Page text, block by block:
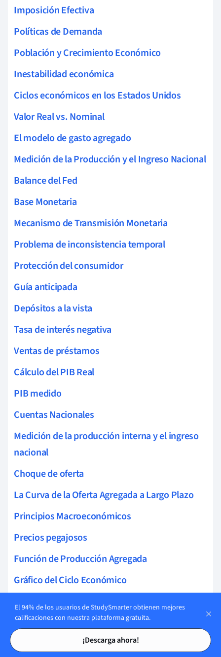
Tarjetas de estudio
Tarjetas de estudio
Imposición Efectiva
Políticas de Demanda
Población y Crecimiento Económico
Inestabilidad económica
Ciclos económicos en los Estados Unidos
Valor Real vs. Nominal
El modelo de gasto agregado
Medición de la Producción y el Ingreso Nacional
Balance del Fed
Base Monetaria
Mecanismo de Transmisión Monetaria
Problema de inconsistencia temporal
Protección del consumidor
Guía anticipada
Depósitos a la vista
Tasa de interés negativa
Ventas de préstamos
Cálculo del PIB Real
PIB medido
Cuentas Nacionales
Medición de la producción interna y el ingreso
nacional
Choque de oferta
La Curva de la Oferta Agregada a Largo Plazo
Principios Macroeconómicos
Precios pegajosos
Función de Producción Agregada
Gráfico del Ciclo Económico
Ley de Okun
Incidencia del impuesto
El 94% de los usuarios de StudySmarter obtienen mejores
calificaciones con nuestra plataforma gratuita.
¡Descarga ahora!